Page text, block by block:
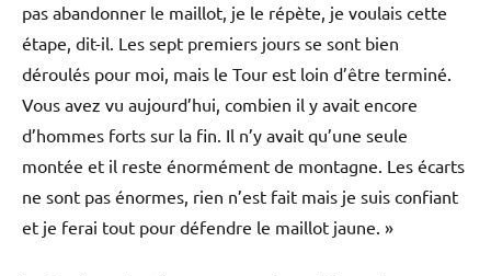
pas abandonner le maillot, je le répète, je voulais cette
étape, dit-il. Les sept premiers jours se sont bien
déroulés pour moi, mais le Tour est loin d’être terminé.
Vous avez vu aujourd’hui, combien il y avait encore
d’hommes forts sur la fin. Il n’y avait qu’une seule
montée et il reste énormément de montagne. Les écarts
ne sont pas énormes, rien n’est fait mais je suis confiant
et je ferai tout pour défendre le maillot jaune. »